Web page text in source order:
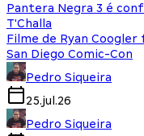
Pantera Negra 3 é
T'Challa
Filme de Ryan Coogler
San Diego Comic-Con
Pedro Siqueira
25.jul.26
Pedro Siqueira